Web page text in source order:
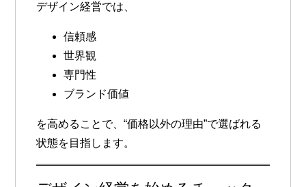
デザイン経営では、
信頼感
世界観
専門性
ブランド価値
を高めることで、“価格以外の理由”で選ばれる
状態を目指します。